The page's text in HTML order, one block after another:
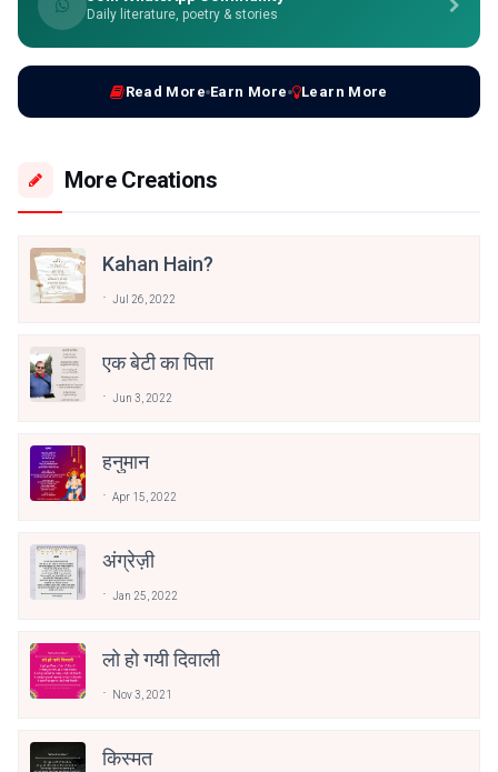
Daily literature, poetry & stories
Read More Earn More Learn More
More Creations
Kahan Hain?
Jul 26, 2022
एक बेटी का पिता
Jun 3, 2022
हनुमान
Apr 15, 2022
अंग्रेज़ी
Jan 25, 2022
लो हो गयी दिवाली
Nov 3, 2021
किस्मत